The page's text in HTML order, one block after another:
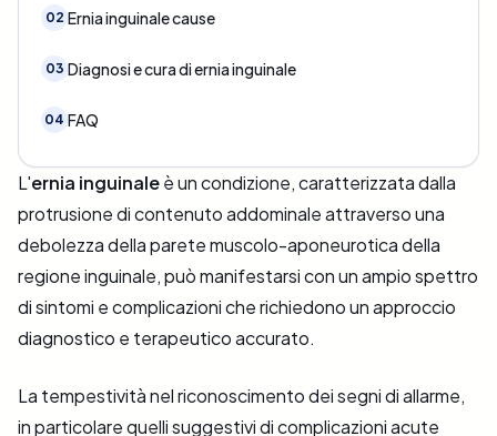
02 Ernia inguinale cause
03 Diagnosi e cura di ernia inguinale
04 FAQ
L'ernia inguinaleè un condizione, caratterizzata dalla
protrusione di contenuto addominale attraverso una
debolezza della parete muscolo-aponeurotica della
regione inguinale, può manifestarsi con un ampio spettro
di sintomi e complicazioni che richiedono un approccio
diagnostico e terapeutico accurato.
La tempestività nel riconoscimento dei segni di allarme,
in particolare quelli suggestivi di complicazioni acute